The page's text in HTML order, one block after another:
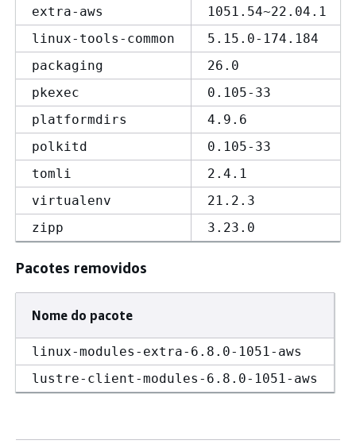
extra-aws
1051.54~22.04.1
linux-tools-common
5.15.0-174.184
packaging
26.0
pkexec
0.105-33
platformdirs
4.9.6
polkitd
0.105-33
tomli
2.4.1
virtualenv
21.2.3
zipp
3.23.0
Pacotes removidos
Nome do pacote
linux-modules-extra-6.8.0-1051-aws
lustre-client-modules-6.8.0-1051-aws